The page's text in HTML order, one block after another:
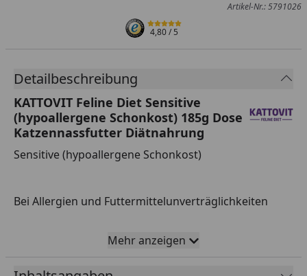
Artikel-Nr.: 5791026
4,80/ 5
Detailbeschreibung
KATTOVIT Feline Diet Sensitive
(hypoallergene Schonkost) 185g Dose
Katzennassfutter Diätnahrung
Sensitive (hypoallergene Schonkost)
Bei Allergien und Futtermittelunverträglichkeiten
Zur Minderung von Ausgangserzeugnis- und
Mehr anzeigen